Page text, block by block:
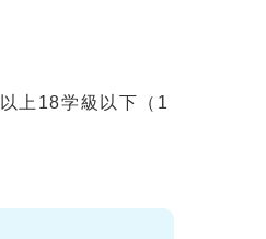
上18学級以下（1